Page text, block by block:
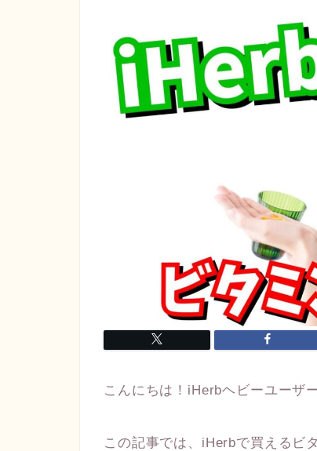
こんにちは！iHerbヘビーユーザ
この記事では、iHerbで買えるビ